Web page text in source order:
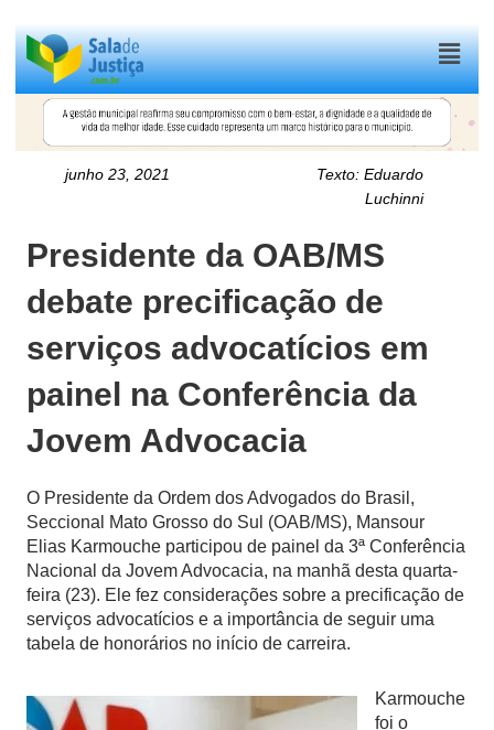
Menu
junho 23, 2021 Texto:Eduardo
Luchinni
Presidente da OAB/MS
debate precificação de
serviços advocatícios em
painel na Conferência da
Jovem Advocacia
O Presidente da Ordem dos Advogados do Brasil,
Seccional Mato Grosso do Sul (OAB/MS), Mansour
Elias Karmouche participou de painel da 3ª Conferência
Nacional da Jovem Advocacia, na manhã desta quarta-
feira (23). Ele fez considerações sobre a precificação de
serviços advocatícios e a importância de seguir uma
tabela de honorários no início de carreira.
Karmouche
foi o